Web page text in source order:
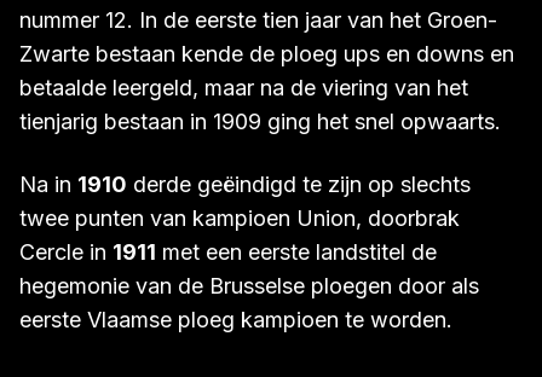
nummer 12. In de eerste tien jaar van het Groen-
Zwarte bestaan kende de ploeg ups en downs en
betaalde leergeld, maar na de viering van het
tienjarig bestaan in 1909 ging het snel opwaarts.
Na in 1910 derde geëindigd te zijn op slechts
twee punten van kampioen Union, doorbrak
Cercle in 1911 met een eerste landstitel de
hegemonie van de Brusselse ploegen door als
eerste Vlaamse ploeg kampioen te worden.